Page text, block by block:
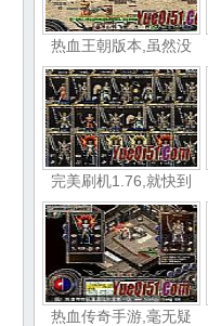
热血王朝版本,虽然没
完美刷机1.76,就快到
热血传奇手游,毫无疑